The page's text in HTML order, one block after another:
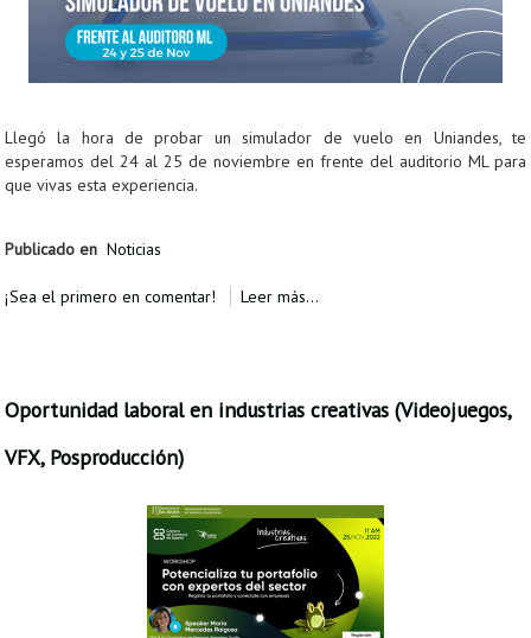
Llegó la hora de probar un simulador de vuelo en Uniandes, te
esperamos del 24 al 25 de noviembre en frente del auditorio ML para
que vivas esta experiencia.
Publicado en Noticias
¡Sea el primero en comentar! Leer más...
Oportunidad laboral en industrias creativas (Videojuegos,
VFX, Posproducción)